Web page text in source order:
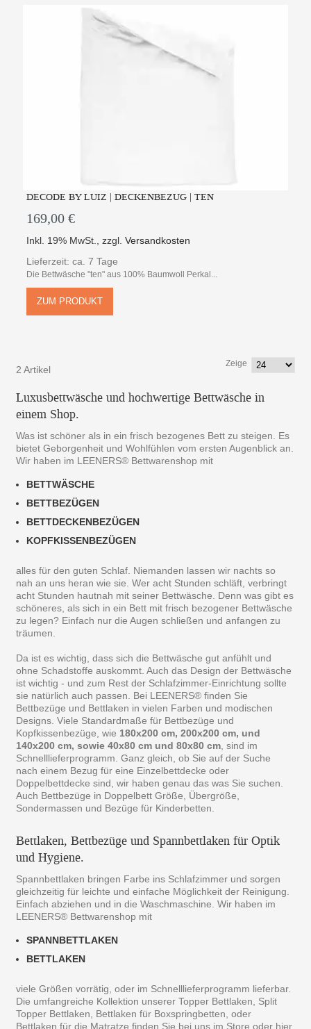
DECODE BY LUIZ | DECKENBEZUG | TEN
169,00 €
Inkl. 19% MwSt. ,zzgl.Versandkosten
Lieferzeit: ca. 7 Tage
Die Bettwäsche "ten" aus 100% Baumwoll Perkal...
ZUM PRODUKT
2 Artikel
Zeige
Luxusbettwäsche und hochwertige Bettwäsche in
einem Shop.
Was ist schöner als in ein frisch bezogenes Bett zu steigen. Es
bietet Geborgenheit und Wohlfühlen vom ersten Augenblick an.
Wir haben im LEENERS® Bettwarenshop mit
BETTWÄSCHE
BETTBEZÜGEN
BETTDECKENBEZÜGEN
KOPFKISSENBEZÜGEN
alles für den guten Schlaf. Niemanden lassen wir nachts so
nah an uns heran wie sie. Wer acht Stunden schläft, verbringt
acht Stunden hautnah mit seiner Bettwäsche. Denn was gibt es
schöneres, als sich in ein Bett mit frisch bezogener Bettwäsche
zu legen? Einfach nur die Augen schließen und anfangen zu
träumen.
Da ist es wichtig, dass sich die Bettwäsche gut anfühlt und
ohne Schadstoffe auskommt. Auch das Design der Bettwäsche
ist wichtig - und zum Rest der Schlafzimmer-Einrichtung sollte
sie natürlich auch passen. Bei LEENERS® finden Sie
Bettbezüge und Bettlaken in vielen Farben und modischen
Designs. Viele Standardmaße für Bettbezüge und
Kopfkissenbezüge, wie 180x200 cm, 200x200 cm, und
140x200 cm, sowie 40x80 cm und 80x80 cm , sind im
Schnelllieferprogramm. Ganz gleich, ob Sie auf der Suche
nach einem Bezug für eine Einzelbettdecke oder
Doppelbettdecke sind, wir haben genau das was Sie suchen.
Auch Bettbezüge in Doppelbett Größe, Übergröße,
Sondermassen und Bezüge für Kinderbetten.
Bettlaken, Bettbezüge und Spannbettlaken für Optik
und Hygiene.
Spannbettlaken bringen Farbe ins Schlafzimmer und sorgen
gleichzeitig für leichte und einfache Möglichkeit der Reinigung.
Einfach abziehen und in die Waschmaschine. Wir haben im
LEENERS® Bettwarenshop mit
SPANNBETTLAKEN
BETTLAKEN
viele Größen vorrätig, oder im Schnelllieferprogramm lieferbar.
Die umfangreiche Kollektion unserer Topper Bettlaken, Split
Topper Bettlaken, Bettlaken für Boxspringbetten, oder
Bettlaken für die Matratze finden Sie bei uns im Store oder hier